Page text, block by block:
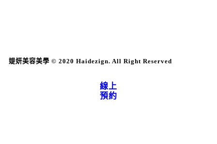
媞妍美容美學 © 2020 Haidezign. All Right Reserved
線上
預約